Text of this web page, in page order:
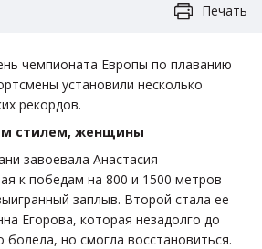
Печать
чемпионата Европы по плаванию
установили несколько
рекордов.
стилем, женщины
завоевала Анастасия
к победам на 800 и 1500 метров
заплыв. Второй стала ее
Егорова, которая незадолго до
болела, но смогла восстановиться.